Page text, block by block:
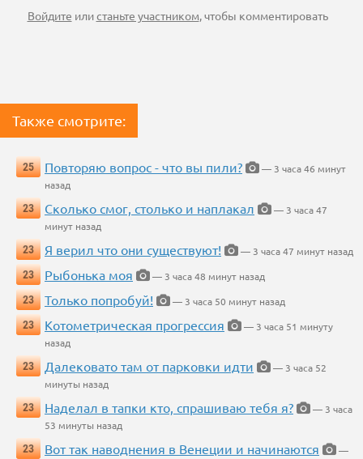
Войдите илистаньте участником, чтобы комментировать
Также смотрите:
25 Повторяю вопрос - что вы пили?
— 3 часа 46 минут
назад
23
Сколько смог, столько и наплакал
— 3 часа 47
минут назад
23
Я верил что они существуют!
— 3 часа 47 минут назад
23
Рыбонька моя
— 3 часа 48 минут назад
23
Только попробуй!
— 3 часа 50 минут назад
23
Котометрическая прогрессия
— 3 часа 51 минуту
назад
23
Далековато там от парковки идти
— 3 часа 52
минуты назад
23
Наделал в тапки кто, спрашиваю тебя я?
— 3 часа
53 минуты назад
23
Вот так наводнения в Венеции и начинаются
—